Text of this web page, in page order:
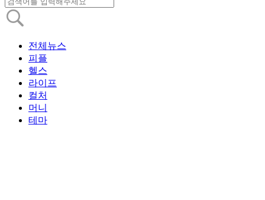
전체뉴스
피플
헬스
라이프
컬처
머니
테마